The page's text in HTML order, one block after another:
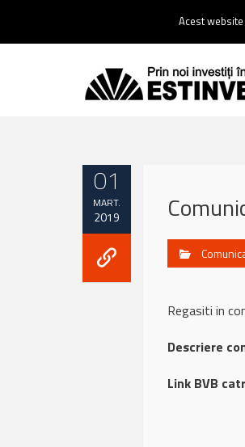
0237 238 900 |Email :
01
MART.
2019
Regasiti in
Descriere
Link BVB
Acest